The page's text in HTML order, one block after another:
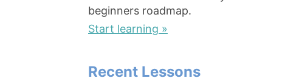
beginners roadmap.
Start learning »
Recent Lessons